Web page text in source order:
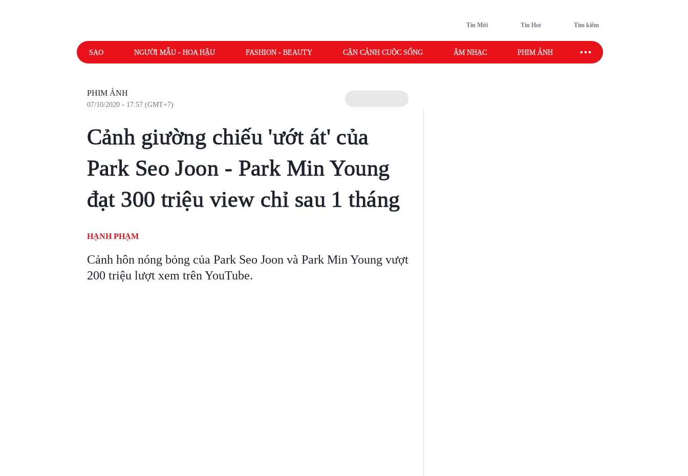
Tin Mới Tin Hot Tìm kiếm
SAO NGƯỜI MẪU - HOA HẬU FASHION - BEAUTY CẬN CẢNH CUỘC SỐNG ÂM NHẠC PHIM ẢNH SAO SPORT
PHIM ẢNH
07/10/2020 - 17:57 (GMT+7)
Cảnh giường chiếu 'ướt át' của
Park Seo Joon - Park Min Young
đạt 300 triệu view chỉ sau 1 tháng
HẠNH PHẠM
Cảnh hôn nóng bỏng của Park Seo Joon và Park Min Young vượt
200 triệu lượt xem trên YouTube.